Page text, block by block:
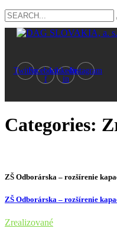
Search
for:
TwitterFacebook-
f
Linkedin-
in
Instagram
Categories:
ZŠ Odborárska – rozšírenie
ZŠ Odborárska – rozšírenie
Zrealizované